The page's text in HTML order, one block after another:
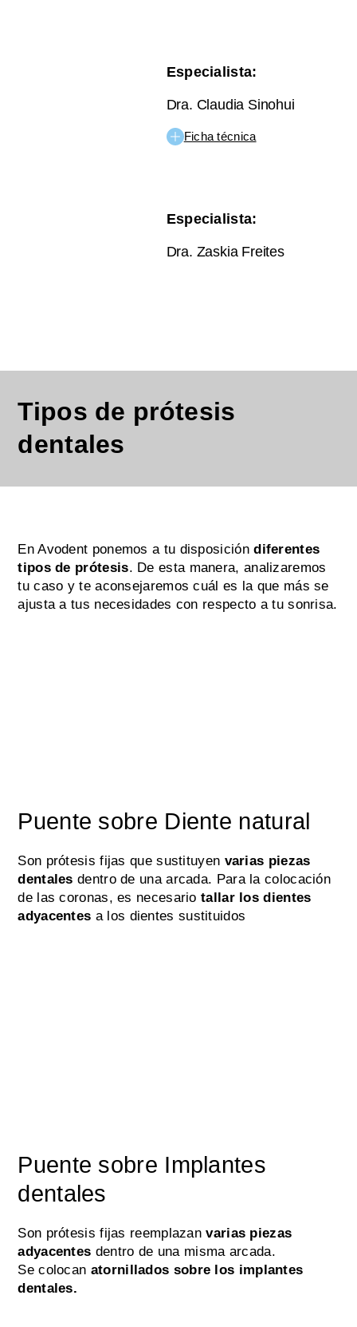
Especialista:
Dra. Claudia Sinohui
Ficha técnica
Especialista:
Dra. Zaskia Freites
Tipos de prótesis
dentales
En Avodent ponemos a tu disposicióndiferentes
tipos de prótesis. De esta manera, analizaremos
tu caso y te aconsejaremos cuál es la que más se
ajusta a tus necesidades con respecto a tu sonrisa.
Puente sobre Diente natural
Son prótesis fijas que sustituyen varias piezas
dentales dentro de una arcada. Para la colocación
de las coronas, es necesariotallar los dientes
adyacentes a los dientes sustituidos
Puente sobre Implantes
dentales
Son prótesis fijas reemplazanvarias piezas
adyacentes dentro de una misma arcada.
Se colocan atornillados sobre los implantes
dentales.